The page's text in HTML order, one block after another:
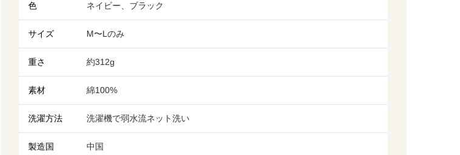
色 ネイビー、ブラック
サイズ M〜Lのみ
重さ 約312g
素材 綿100%
洗濯方法 洗濯機で弱水流ネット洗い
製造国 中国